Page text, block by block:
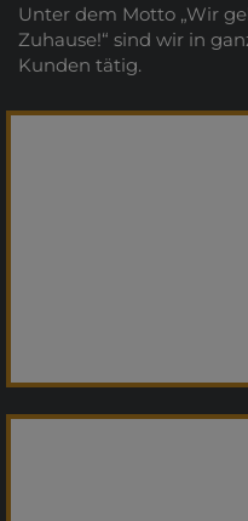
Unter dem Motto „Wir
Zuhause!“ sind wir in
Kunden tätig.